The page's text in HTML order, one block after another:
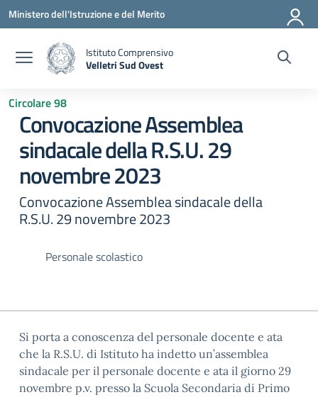
Vai ai contenuti
Vai al menu di navigazione
Vai al footer
Ministero dell'Istruzione e del Merito
Istituto Comprensivo
Velletri Sud Ovest
Circolare 98
Convocazione Assemblea
sindacale della R.S.U. 29
novembre 2023
Convocazione Assemblea sindacale della
R.S.U. 29 novembre 2023
Personale scolastico
Si porta a conoscenza del personale docente e ata
che la R.S.U. di Istituto ha indetto un’assemblea
sindacale per il personale docente e ata il giorno 29
novembre p.v. presso la Scuola Secondaria di Primo